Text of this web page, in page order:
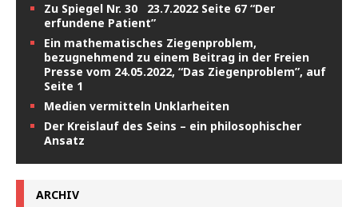
Zu Spiegel Nr. 30 23.7.2022 Seite 67 “Der
erfundene Patient”
Ein mathematisches Ziegenproblem,
bezugnehmend zu einem Beitrag in der Freien
Presse vom 24.05.2022, “Das Ziegenproblem”, auf
Seite 1
Medien vermitteln Unklarheiten
Der Kreislauf des Seins – ein philosophischer
Ansatz
ARCHIV